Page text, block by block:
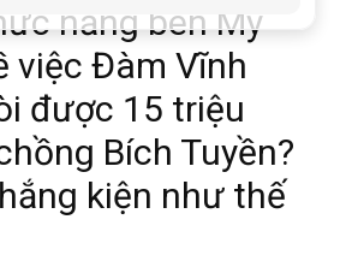
năng bên Mỹ
việc Đàm Vĩnh
được 15 triệu
Bích Tuyền?
kiện như thế